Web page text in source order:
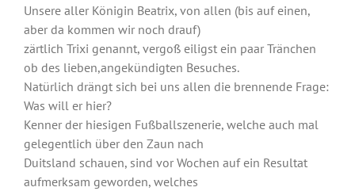
Unsere aller Königin Beatrix, von allen (bis auf einen,
aber da kommen wir noch drauf)
zärtlich Trixi genannt, vergoß eiligst ein paar Tränchen
ob des lieben,angekündigten Besuches.
Natürlich drängt sich bei uns allen die brennende Frage:
Was will er hier?
Kenner der hiesigen Fußballszenerie, welche auch mal
gelegentlich über den Zaun nach
Duitsland schauen, sind vor Wochen auf ein Resultat
aufmerksam geworden, welches